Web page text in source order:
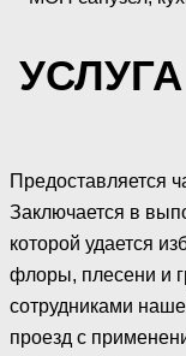
Предоставляется
Заключается в
которой удается
флоры, плесени и
сотрудниками
проезд с